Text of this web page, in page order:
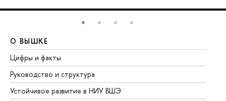
О ВЫШКЕ
Цифры и факты
Руководство и структура
Устойчивое развитие в НИУ ВШЭ